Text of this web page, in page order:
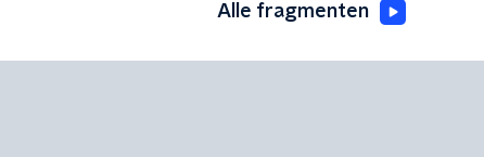
Alle fragmenten